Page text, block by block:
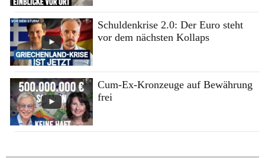
Schuldenkrise 2.0: Der Euro steht
vor dem nächsten Kollaps
Cum-Ex-Kronzeuge auf Bewährung
frei